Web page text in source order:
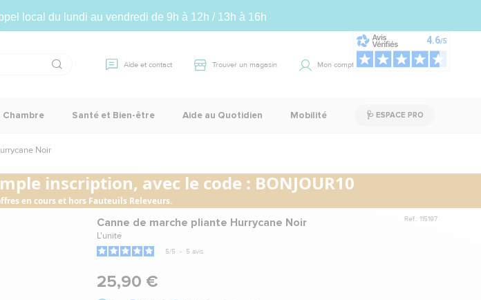
local du lundi au vendredi de 9h à 12h / 13h à 16h
Aide et contact Trouver un magasin Mon compte Panier
Chambre Santé et Bien-être Aide au Quotidien Mobilité 🩺 ESPACE PRO
Noir
inscription, avec le code : BONJOUR10
en cours et hors Fauteuils Releveurs.
Canne de marche pliante Hurrycane Noir
L'unité
Ref.: 115197
5/5 - 5 avis
25,90 €